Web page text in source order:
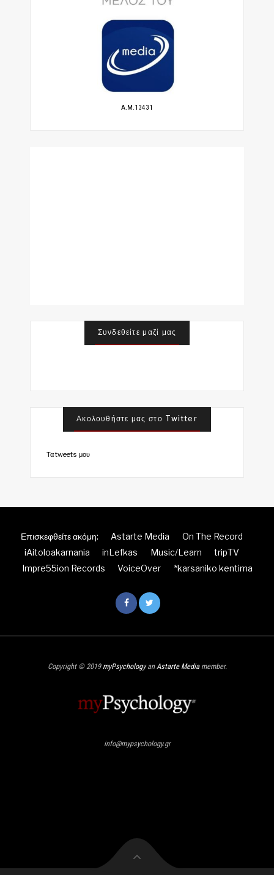
A.M.13431
Συνδεθείτε μαζί μας
Ακολουθήστε μας στο Twitter
Τα tweets μου
Επισκεφθείτε ακόμη: Astarte Media
On The Record
iAitoloakarnania
inLefkas Music/Learn
tripTV
Impre55ion Records
VoiceOver *karsaniko kentima
Copyright © 2019 myPsychologyanAstarte Mediamember.
info@mypsychology.gr